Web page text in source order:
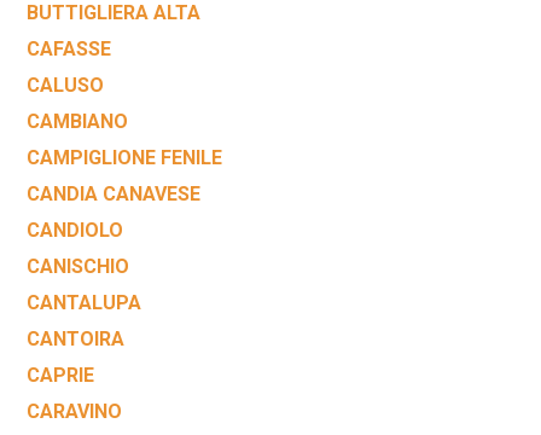
BUTTIGLIERA ALTA
CAFASSE
CALUSO
CAMBIANO
CAMPIGLIONE FENILE
CANDIA CANAVESE
CANDIOLO
CANISCHIO
CANTALUPA
CANTOIRA
CAPRIE
CARAVINO